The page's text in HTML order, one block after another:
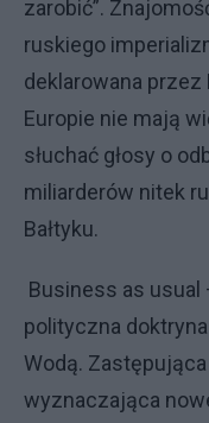
zarobić”.
ruskiego
deklarowana
Europie nie mają
słuchać głosy o
miliarderów nitek
Bałtyku.
Business as usual
polityczna
Wodą.
wyznaczająca